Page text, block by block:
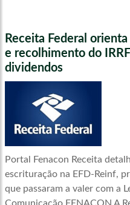
Receita Federal
e recolhimento do
dividendos
Portal Fenacon Receita
escrituração na EFD-Reinf,
que passaram a valer com a